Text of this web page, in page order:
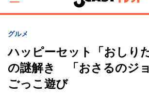
グルメ
ハッピーセット「おしり
の謎解き 「おさるのジ
ごっこ遊び